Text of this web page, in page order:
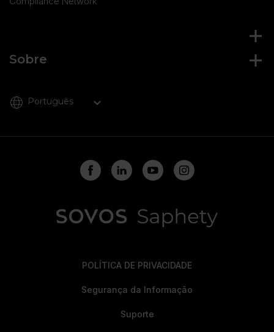
Sobre
Português
POLÍTICA DE PRIVACIDADE
Segurança da Informação
Suporte